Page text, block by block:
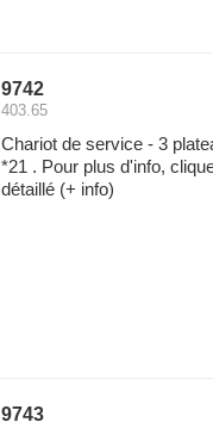
9742
403.65
Chariot de service - 3
*21 . Pour plus d'info,
détaillé (+ info)
9743